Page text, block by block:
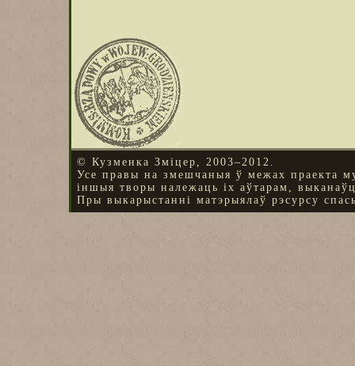
© Кузменка Зміцер, 2003–2012.
Усе правы на змешчаныя ў межах праекта
іншыя творы належаць іх аўтарам,
Пры выкарыстанні матэрыялаў рэсурсу